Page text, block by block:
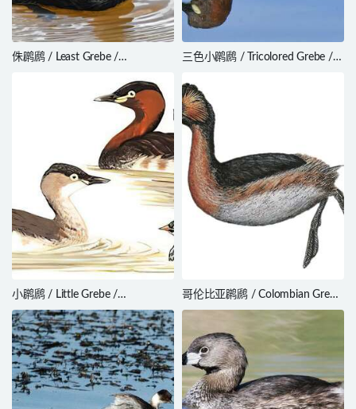
侏䴙䴘 / Least Grebe /
三色小䴙䴘 / Tricolored Grebe /
小䴙䴘 / Little Grebe /
Tachybaptus ruficollis
哥伦比亚䴙䴘 / Colombian Grebe
/ Podiceps andinus